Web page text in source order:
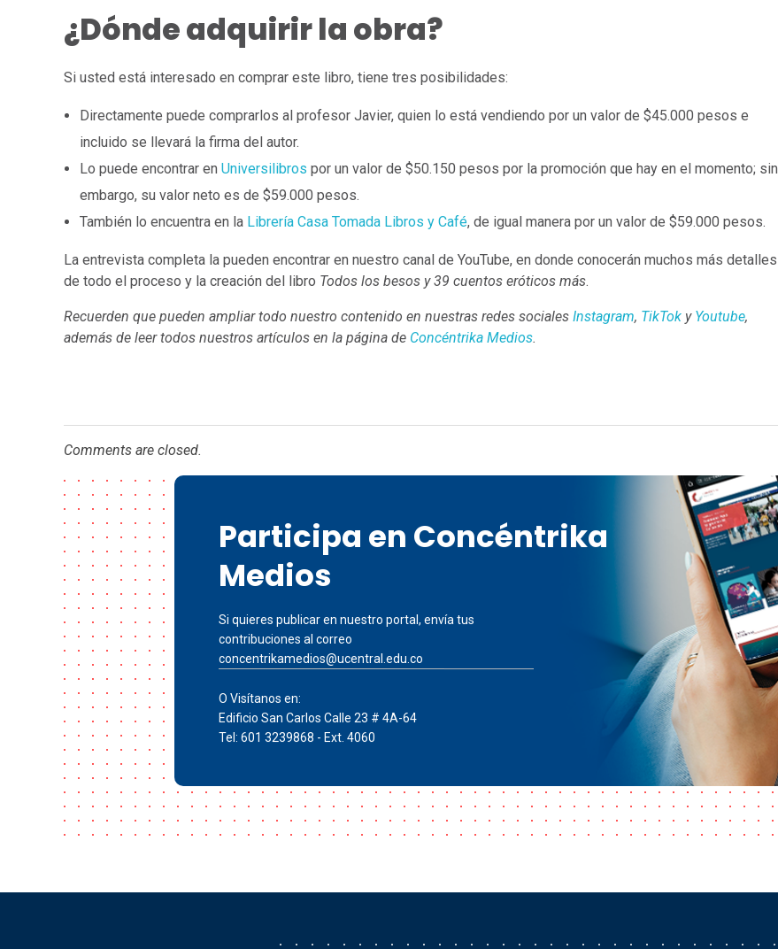
¿Dónde adquirir la obra?
Si usted está interesado en comprar este libro, tiene tres posibilidades:
Directamente puede comprarlos al profesor Javier, quien lo está vendiendo por un valor de $45.000 pesos e
incluido se llevará la firma del autor.
Lo puede encontrar en Universilibros por un valor de $50.150 pesos por la promoción que hay en el momento; sin
embargo, su valor neto es de $59.000 pesos.
También lo encuentra en la Librería Casa Tomada Libros y Café, de igual manera por un valor de $59.000 pesos.
La entrevista completa la pueden encontrar en nuestro canal de YouTube, en donde conocerán muchos más detalles
de todo el proceso y la creación del libro Todos los besos y 39 cuentos eróticos más.
Recuerden que pueden ampliar todo nuestro contenido en nuestras redes sociales Instagram, TikTok y Youtube,
además de leer todos nuestros artículos en la página de Concéntrika Medios.
Comments are closed.
Participa en Concéntrika
Medios
Si quieres publicar en nuestro portal, envía tus
contribuciones al correo
concentrikamedios@ucentral.edu.co
O Visítanos en:
Edificio San Carlos Calle 23 # 4A-64
Tel: 601 3239868 - Ext. 4060